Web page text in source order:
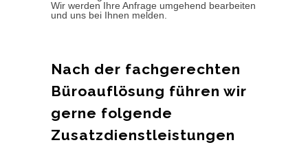
Wir werden Ihre Anfrage umgehend bearbeiten
und uns bei Ihnen melden.
Nach der fachgerechten
Büroauflösung führen wir
gerne folgende
Zusatzdienstleistungen